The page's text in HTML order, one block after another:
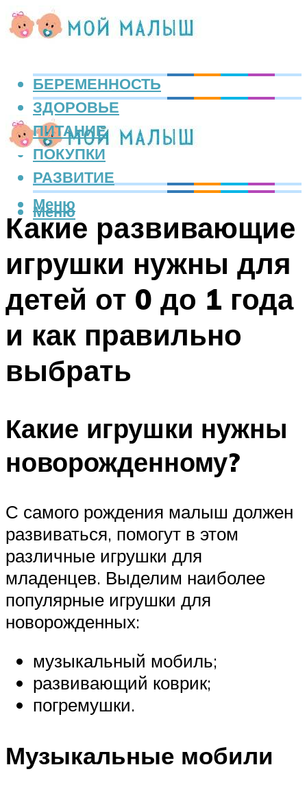
БЕРЕМЕННОСТЬ
ЗДОРОВЬЕ
ПИТАНИЕ
ПОКУПКИ
РАЗВИТИЕ
Меню
Меню
Какие развивающие
игрушки нужны для
детей от 0 до 1 года
и как правильно
выбрать
Какие игрушки нужны
новорожденному?
С самого рождения малыш должен
развиваться, помогут в этом
различные игрушки для
младенцев. Выделим наиболее
популярные игрушки для
новорожденных:
музыкальный мобиль;
развивающий коврик;
погремушки.
Музыкальные мобили